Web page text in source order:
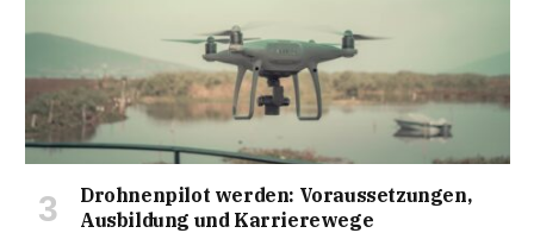
Drohnenpilot werden: Voraussetzungen,
Ausbildung und Karrierewege